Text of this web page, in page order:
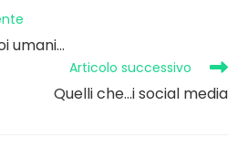
umani…
Articolo successivo
Quelli che…i social media